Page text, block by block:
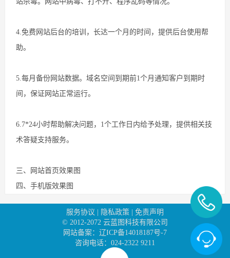
4.免费网站后台的培训，长达一个月的时间，提供后台使用帮
助。
5.每月备份网站数据。域名空间到期前1个月通知客户到期时
间，保证网站正常运行。
6.7*24小时帮助解决问题，1个工作日内给予处理，提供相关技
术答疑支持服务。
三、网站首页效果图
四、手机版效果图
服务协议 隐私政策
免责声明
© 2012-2072 云蓝图科技有限公司
网站备案：辽ICP备14018187号-7
咨询电话：024-2322 9211